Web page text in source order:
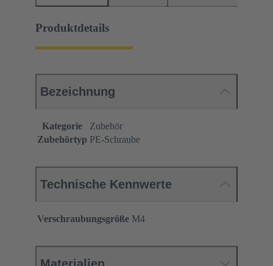
Produktdetails
Bezeichnung
Kategorie
Zubehör
Zubehörtyp PE-Schraube
Technische Kennwerte
Verschraubungsgröße M4